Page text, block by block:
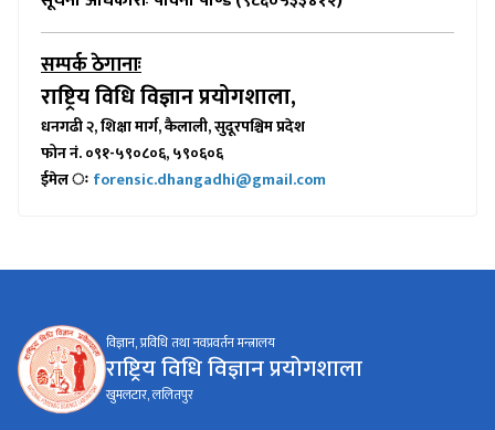
सम्पर्क ठेगानाः
राष्ट्रिय विधि विज्ञान प्रयोगशाला,
धनगढी २, शिक्षा मार्ग, कैलाली, सुदूरपश्चिम प्रदेश
फोन नं. ०९१-५९०८०६, ५९०६०६
ईमेलः forensic.dhangadhi@gmail.com
विज्ञान, प्रविधि तथा नवप्रवर्तन मन्त्रालय
राष्ट्रिय विधि विज्ञान प्रयोगशाला
खुमलटार, ललितपुर